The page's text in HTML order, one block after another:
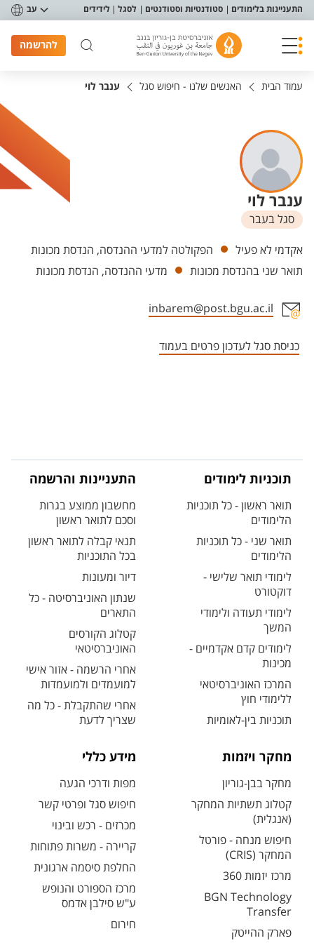
תפריט נגישות
התעניינות בלימודים סטודנטיות וסטודנטים לסגל לידידים עב
להרשמה
עמוד הבית האנשים שלנו - חיפוש סגל ענבר לוי
ענבר לוי
סגל בעבר
יחידות
אקדמי לא פעיל
הפקולטה למדעי ההנדסה, הנדסת מכונות
תואר שני בהנדסת מכונות
מדעי ההנדסה, הנדסת מכונות
inbarem@post.bgu.ac.il
כניסת סגל לעדכון פרטים בעמוד
תוכניות לימודים
תואר ראשון - כל תוכניות
הלימודים
תואר שני - כל תוכניות
הלימודים
לימודי תואר שלישי -
דוקטורט
לימודי תעודה ולימודי
המשך
לימודים קדם אקדמיים -
מכינות
המרכז האוניברסיטאי
ללימודי חוץ
תוכניות בין-לאומיות
התעניינות והרשמה
מחשבון ממוצע בגרות
וסכם לתואר ראשון
תנאי קבלה לתואר ראשון
בכל התוכניות
דיור ומעונות
שנתון האוניברסיטה - כל
התארים
קטלוג הקורסים
האוניברסיטאי
אחרי הרשמה - אזור אישי
למועמדים ולמועמדות
אחרי שהתקבלת - כל מה
שצריך לדעת
מחקר ויזמות
מחקר בבן-גוריון
קטלוג תשתיות המחקר
(אנגלית)
חיפוש מנחה - פורטל
המחקר (CRIS)
מרכז יזמות 360
BGN Technology
Transfer
פארק ההייטק
מידע כללי
מפות ודרכי הגעה
חיפוש סגל ופרטי קשר
מכרזים - רכש ובינוי
קריירה - משרות פתוחות
החלפת סיסמה ארגונית
מרכז הספורט והנופש
ע"ש סילבן אדמס
חירום